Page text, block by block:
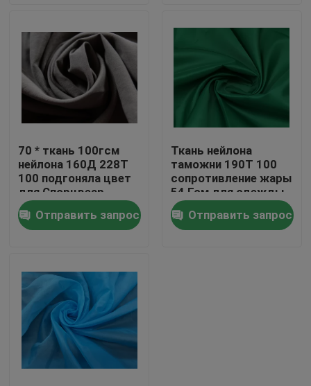
О нас
Экскурсия по заводу
Качество управления
связаться с нами
ткань тафты полиэстера
Ткань тафты нейлона
70 * ткань 100гсм
нейлона 160Д 228Т
100 подгоняла цвет
для Спорцвеар
Отправить запрос
Ткань нейлона
таможни 190Т 100
сопротивление жары
54 Гсм для одежды
сумки
Отправить запрос